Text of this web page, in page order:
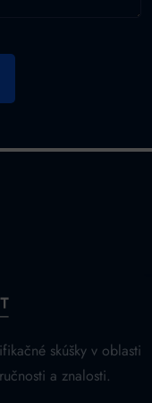
skúšky v oblasti
a znalosti.